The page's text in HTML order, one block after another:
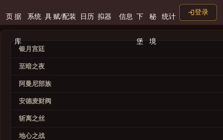
页 据
库
系统 具 赋/配装 日历 拟器 信息 下
堡
秘
境
统计
登录
银月宫廷
至暗之夜
阿曼尼部族
安德麦财阀
斩离之丝
地心之战